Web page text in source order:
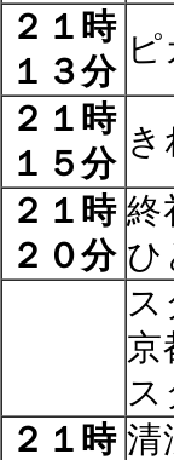
２１時
１３分
２１時
１５分
２１時
２０分
終
ひ
京
ス
２１時 清